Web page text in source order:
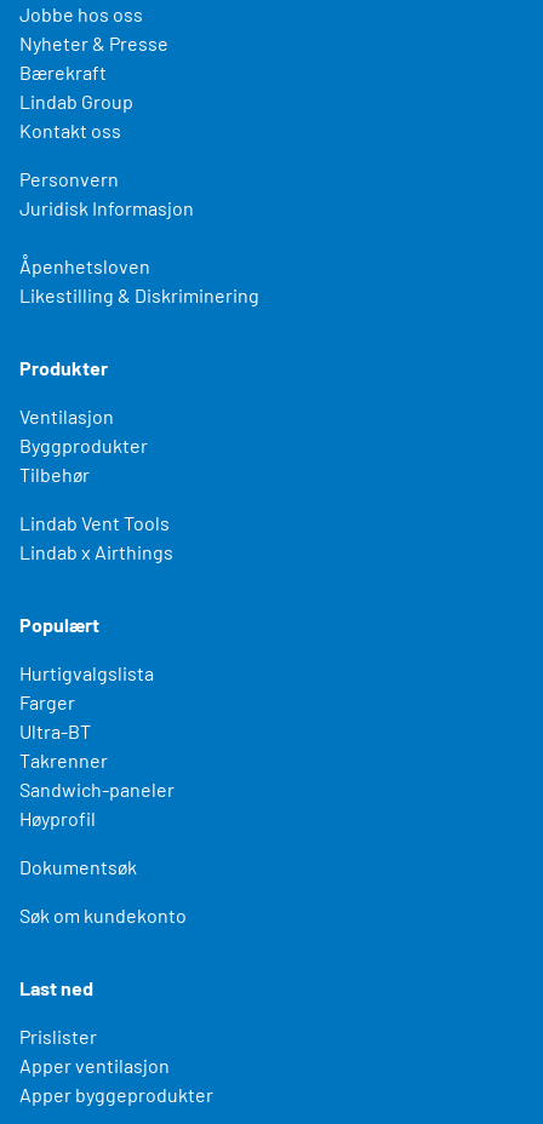
Jobbe hos oss
Nyheter & Presse
Bærekraft
Lindab Group
Kontakt oss
Personvern
Juridisk Informasjon
Åpenhetsloven
Likestilling & Diskriminering
Produkter
Ventilasjon
Byggprodukter
Tilbehør
Lindab Vent Tools
Lindab x Airthings
Populært
Hurtigvalgslista
Farger
Ultra-BT
Takrenner
Sandwich-paneler
Høyprofil
Dokumentsøk
Søk om kundekonto
Last ned
Prislister
Apper ventilasjon
Apper byggeprodukter